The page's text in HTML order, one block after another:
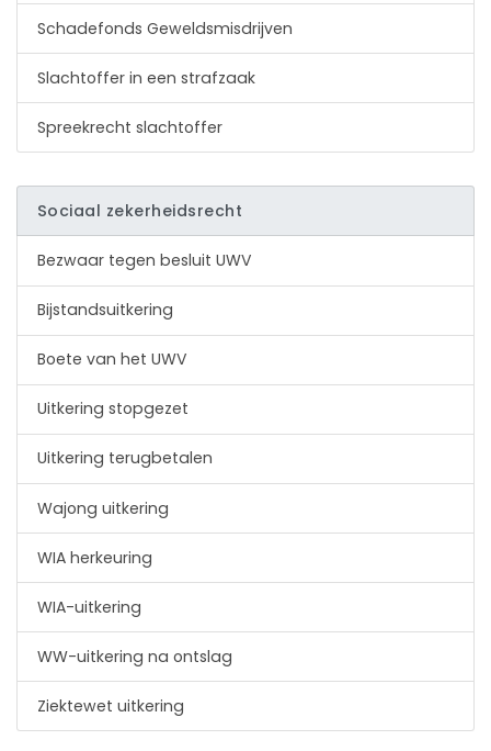
Schadefonds Geweldsmisdrijven
Slachtoffer in een strafzaak
Spreekrecht slachtoffer
Sociaal zekerheidsrecht
Bezwaar tegen besluit UWV
Bijstandsuitkering
Boete van het UWV
Uitkering stopgezet
Uitkering terugbetalen
Wajong uitkering
WIA herkeuring
WIA-uitkering
WW-uitkering na ontslag
Ziektewet uitkering